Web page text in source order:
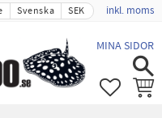
Svenska SEK inkl. moms
MINA SIDOR